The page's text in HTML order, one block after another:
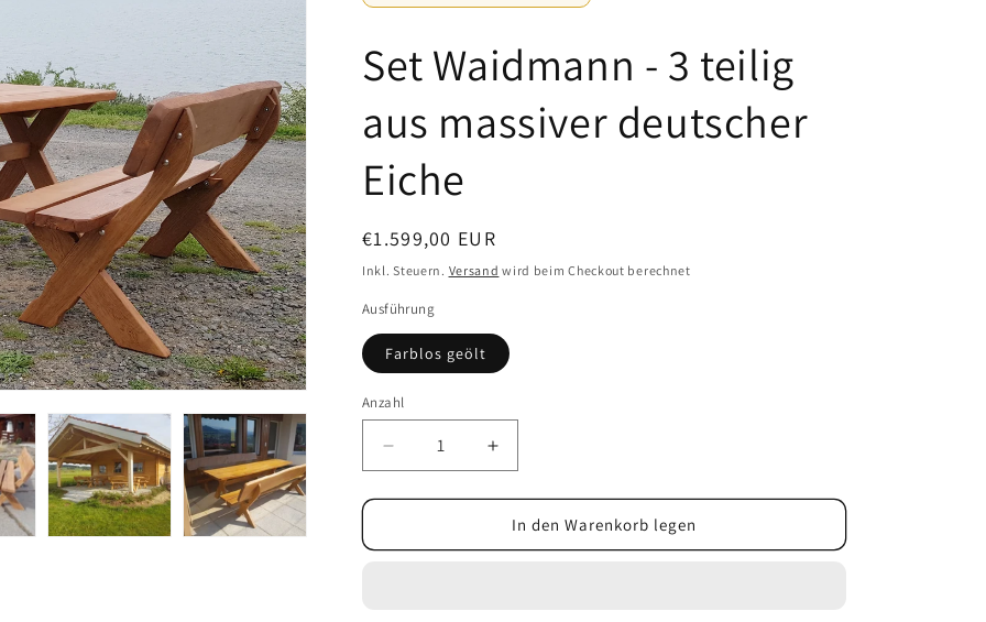
Set Waidmann - 3 teilig
aus massiver deutscher
Eiche
Normaler
Preis
€1.599,00 EUR
Inkl. Steuern. Versand wird beim Checkout berechnet
Ausführung
Farblos geölt
Anzahl
Verringere
die
Menge
Set
Erhöhe
die
Menge
für
Set
In den Warenkorb legen